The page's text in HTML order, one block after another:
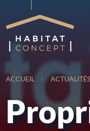
ACCUEIL ACTUALITÉS